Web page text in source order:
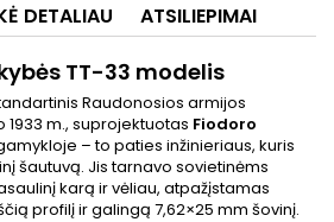
DETALIAU ATSILIEPIMAI
TT-33 modelis
Raudonosios armijos
m., suprojektuotas Fiodoro
– to paties inžinieriaus, kuris
šautuvą. Jis tarnavo sovietinėms
karą ir vėliau, atpažįstamas
profilį ir galingą 7,62×25 mm šovinį.